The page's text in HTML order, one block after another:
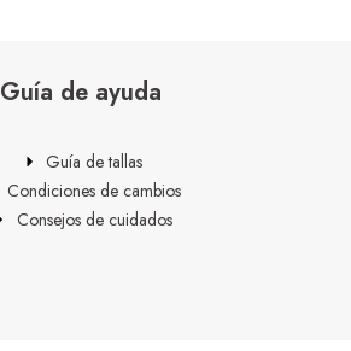
Guía de ayuda
Guía de tallas
Condiciones de cambios
Consejos de cuidados